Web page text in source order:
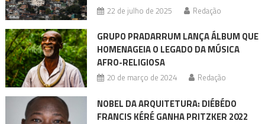
22 de julho de 2025 Redação
GRUPO PRADARRUM LANÇA ÁLBUM QUE
HOMENAGEIA O LEGADO DA MÚSICA
AFRO-RELIGIOSA
20 de março de 2024 Redação
NOBEL DA ARQUITETURA: DIÉBÉDO
FRANCIS KÉRÉ GANHA PRITZKER 2022